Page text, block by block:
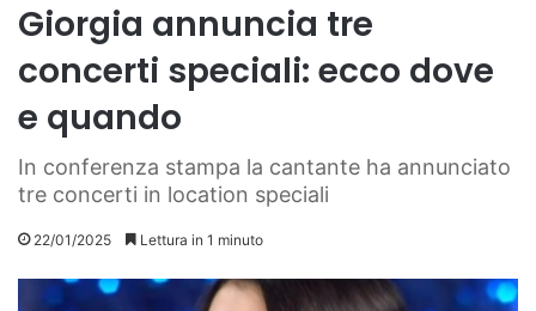
Giorgia annuncia tre
concerti speciali: ecco dove
e quando
In conferenza stampa la cantante ha annunciato
tre concerti in location speciali
22/01/2025 Lettura in 1 minuto